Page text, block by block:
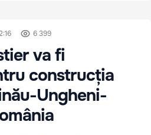
6 399
va fi
construcția
Ungheni-